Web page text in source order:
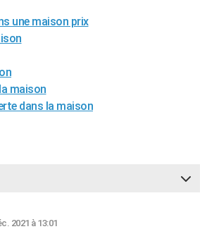
une maison prix
maison
dans la maison
2021 à 13:01